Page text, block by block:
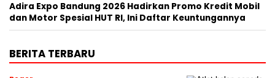
Adira Expo Bandung 2026 Hadirkan Promo Kredit Mobil
dan Motor Spesial HUT RI, Ini Daftar Keuntungannya
BERITA TERBARU